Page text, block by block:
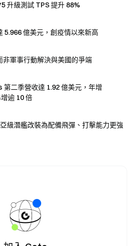
升級測試 TPS 提升 88%
5.966 億美元，創疫情以來新高
軍事行動解決與美國的爭端
二季營收達 1.92 億美元，年增
逾 10 倍
級潛艦改裝為配備飛彈、打擊能力更強